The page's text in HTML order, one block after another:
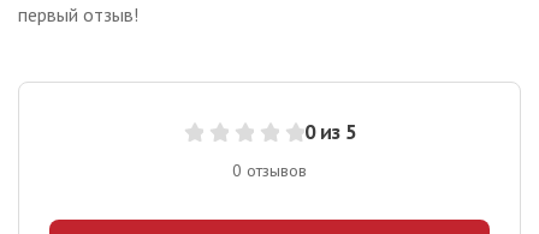
0 из 5
0 отзывов
первый отзыв!